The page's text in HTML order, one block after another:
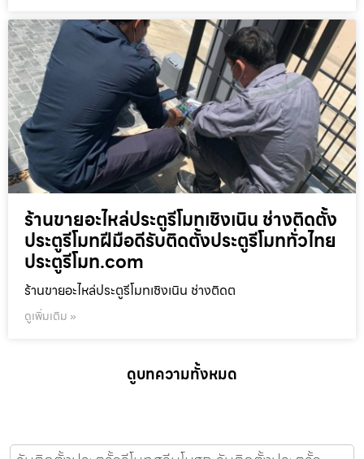
ร้านขายอะไหล่ประตูรีโมทเชิงเนิน ช่างติดตั้ง
ประตูรีโมทฝีมือดีรับติดตั้งประตูรีโมททั่วไทย
ประตูรีโมท.com
ร้านขายอะไหล่ประตูรีโมทเชิงเนิน ช่างติดต
ดูเพิ่มเติม »
ดูบทความทั้งหมด